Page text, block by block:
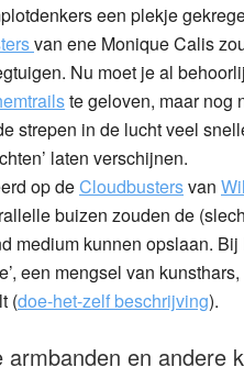
een plekje
van ene Monique Calis
Nu moet je al
te geloven, maar nog
strepen in de lucht veel
laten verschijnen.
op deCloudbustersvan
buizen zouden de
medium kunnen opslaan.
een mengsel van
(doe-het-zelf beschrijving).
armbanden en andere